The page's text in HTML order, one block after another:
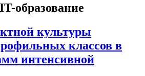
IT-образование
культуры
классов в
интенсивной